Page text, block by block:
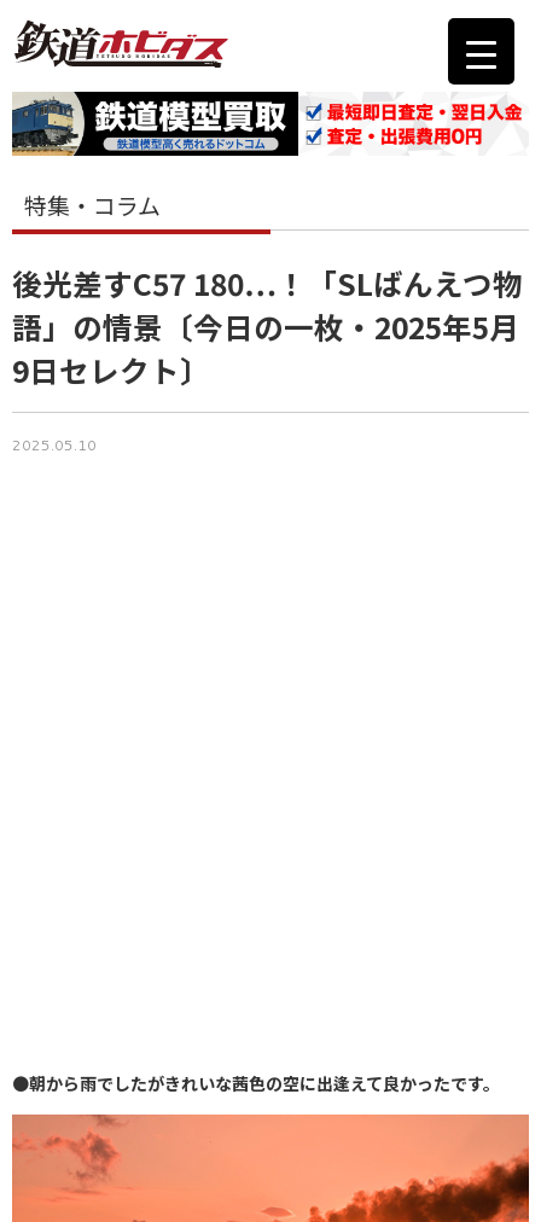
特集・コラム
後光差すC57 180…！「SLばんえつ物
語」の情景〔今日の一枚・2025年5月
9日セレクト〕
2025.05.10
●朝から雨でしたがきれいな茜色の空に出逢えて良かったです。